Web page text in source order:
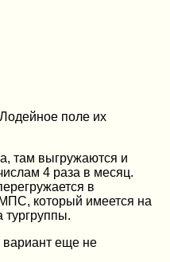
поле их
там выгружаются и
4 раза в месяц.
в
МПС, который имеется на
тургруппы.
вариант еще не